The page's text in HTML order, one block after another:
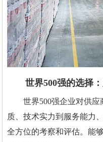
世界500强的选择
世界500强企业对供应
质、技术实力到服务能力
全方位的考察和评估。能